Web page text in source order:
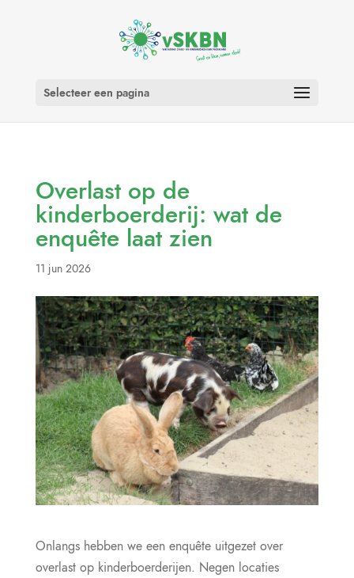
Selecteer een pagina
Overlast op de
kinderboerderij: wat de
enquête laat zien
11 jun 2026
Onlangs hebben we een enquête uitgezet over
overlast op kinderboerderijen. Negen locaties